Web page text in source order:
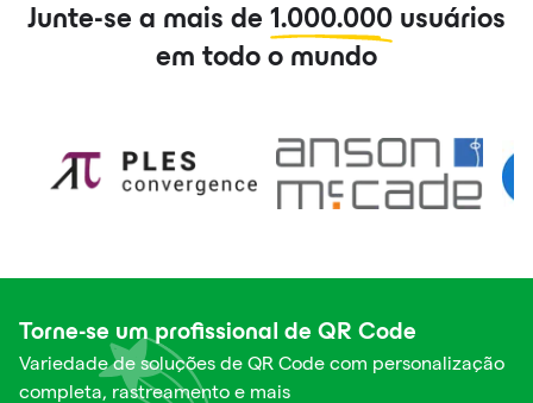
Junte-se a mais de 1.000.000 usuários
em todo o mundo
Torne-se um profissional de QR Code
Variedade de soluções de QR Code com personalização
completa, rastreamento e mais